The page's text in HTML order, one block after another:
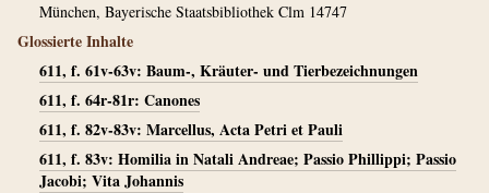
München, Bayerische Staatsbibliothek Clm 14747
Glossierte Inhalte
611, f. 61v-63v: Baum-, Kräuter- und Tierbezeichnungen
611, f. 64r-81r: Canones
611, f. 82v-83v: Marcellus, Acta Petri et Pauli
611, f. 83v: Homilia in Natali Andreae; Passio Phillippi; Passio
Jacobi; Vita Johannis